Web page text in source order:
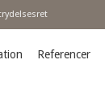
Referencer